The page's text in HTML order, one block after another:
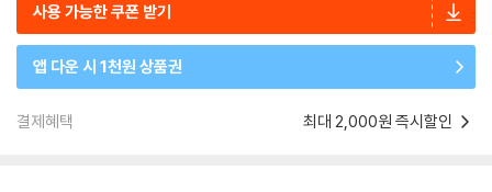
사용 가능한 쿠폰 받기
앱 다운 시 1천원 상품권
결제혜택 최대 2,000원 즉시할인